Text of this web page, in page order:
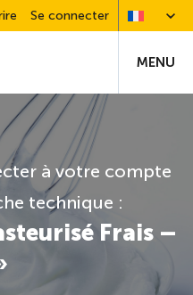
Se connecter
MENU
à votre compte
technique :
Frais –